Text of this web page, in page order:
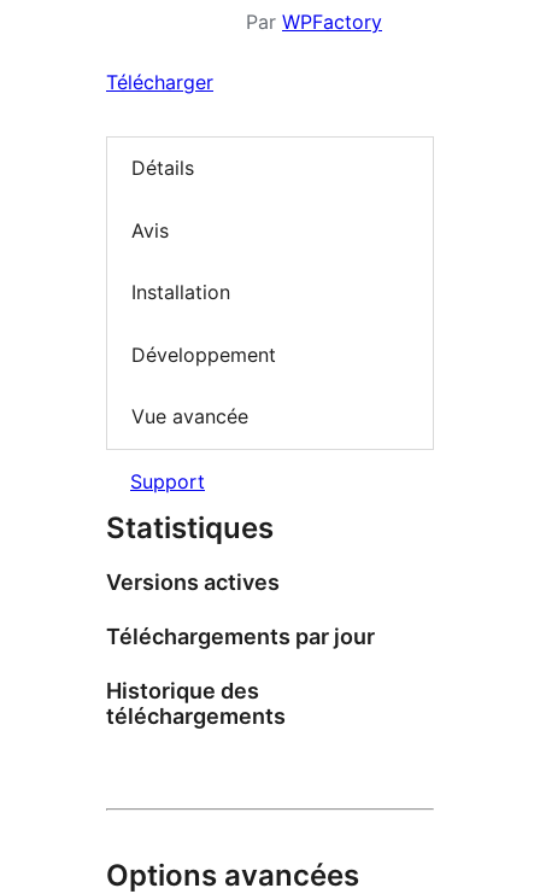
Par WPFactory
Télécharger
Détails
Avis
Installation
Développement
Vue avancée
Support
Statistiques
Versions actives
Téléchargements par jour
Historique des
téléchargements
Options avancées